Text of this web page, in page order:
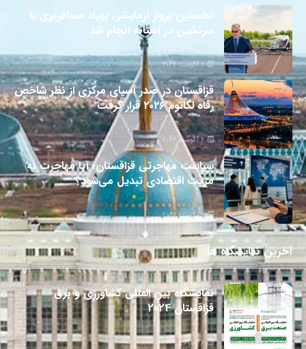
نخستین پرواز آزمایشی پهپاد مسافربری با
سرنشین در آستانه انجام شد
6 آگوست 2026
قزاقستان در صدر آسیای مرکزی از نظر شاخص
رفاه لگاتوم ۲۰۲۶ قرار گرفت
6 آگوست 2026
سیاست مهاجرتی قزاقستان؛ آیا مهاجرت به
مزیت اقتصادی تبدیل می‌شود؟
6 آگوست 2026
آخرین نمایشگاه ها
نمایشگاه بین المللی کشاورزی و برق
قزاقستان 2024
26 جولای 2024